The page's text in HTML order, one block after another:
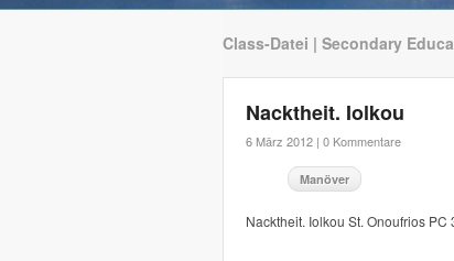
Class-Datei | Secondary
Nacktheit. Iolkou
6 März 2012 | 0 Kommentare
Manöver
Nacktheit. Iolkou St. Onoufrios